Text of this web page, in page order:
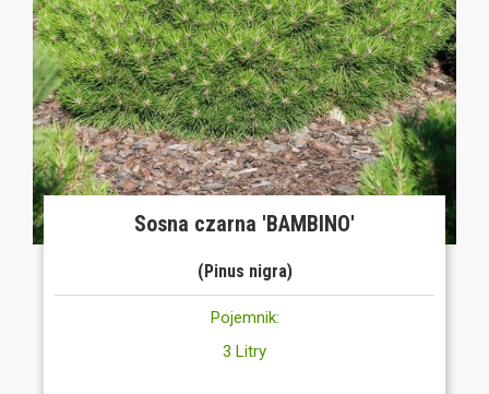
Sosna czarna 'BAMBINO'
(Pinus nigra)
Pojemnik:
3 Litry